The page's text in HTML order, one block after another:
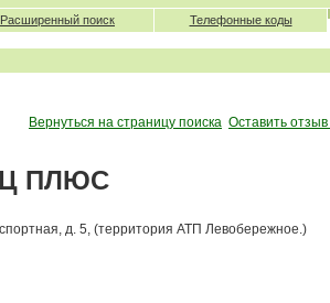
Расширенный поиск Телефонные коды
Вернуться на страницу поиска Оставить
ПЛЮС
д. 5, (территория АТП Левобережное.)